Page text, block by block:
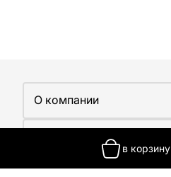
в корзину
О компании
О компании
Новости
Покупателям